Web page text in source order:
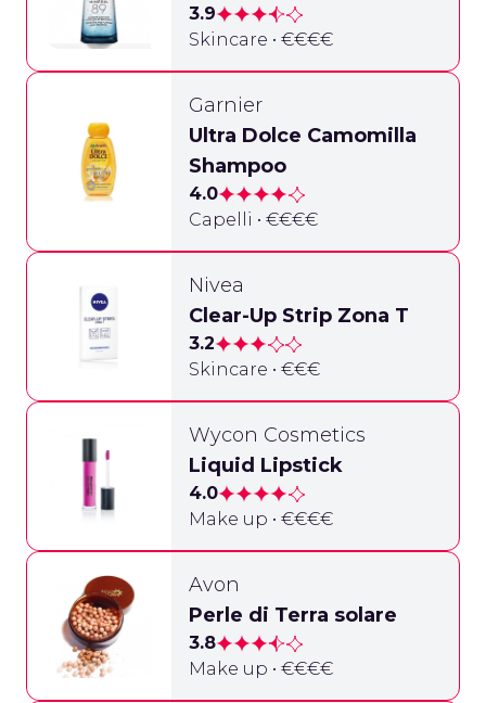
3.9
Skincare • €€€€
Garnier
Ultra Dolce Camomilla
Shampoo
4.0
Capelli • €€€€
Nivea
Clear-Up Strip Zona T
3.2
Skincare • €€€
Wycon Cosmetics
Liquid Lipstick
4.0
Make up • €€€€
Avon
Perle di Terra solare
3.8
Make up • €€€€